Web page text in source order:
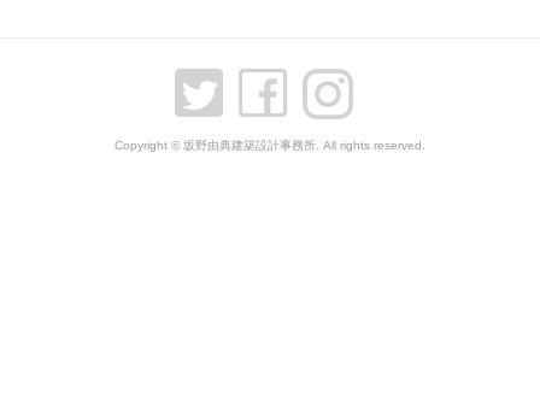
Copyright © 坂野由典建築設計事務所. All rights reserved.